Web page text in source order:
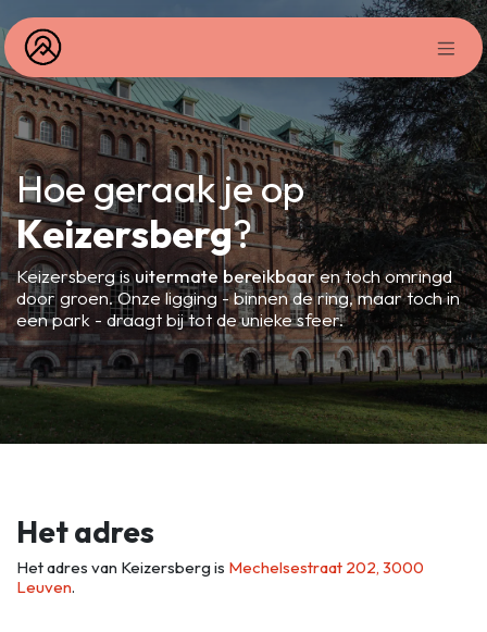
Hoe geraak je op
Keizersberg?
Keizersberg isuitermate bereikbaaren toch omringd
door groen. Onze ligging - binnen de ring, maar toch in
een park - draagt bij tot de unieke sfeer.
Het adres
Het adres van Keizersberg is Mechelsestraat 202, 3000
Leuven.